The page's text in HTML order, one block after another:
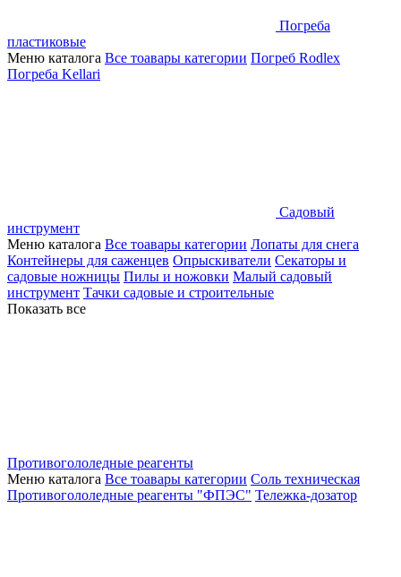
Погреба
пластиковые
Меню каталога Все тоавары категории Погреб Rodlex
Погреба Kellari
Садовый
инструмент
Меню каталога Все тоавары категории Лопаты для снега
Контейнеры для саженцев Опрыскиватели Секаторы и
садовые ножницы Пилы и ножовки Малый садовый
инструмент Тачки садовые и строительные
Показать все
Противогололедные реагенты
Меню каталога Все тоавары категории Соль техническая
Противогололедные реагенты "ФПЭС" Тележка-дозатор